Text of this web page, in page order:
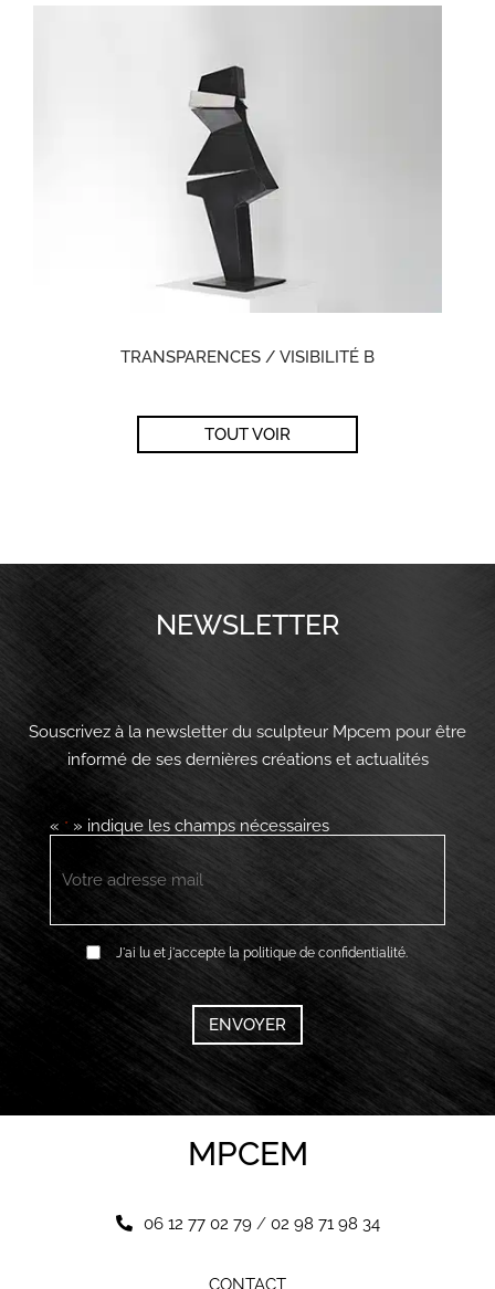
TRANSPARENCES / VISIBILITÉ B
TOUT VOIR
NEWSLETTER
Souscrivez à la newsletter du sculpteur Mpcem pour être
informé de ses dernières créations et actualités
« *» indique les champs nécessaires
E-
RGPD J'ai lu et j'accepte la politique de confidentialité.
CAPTCHA
MPCEM
06 12 77 02 79/ 02 98 71 98 34
CONTACT